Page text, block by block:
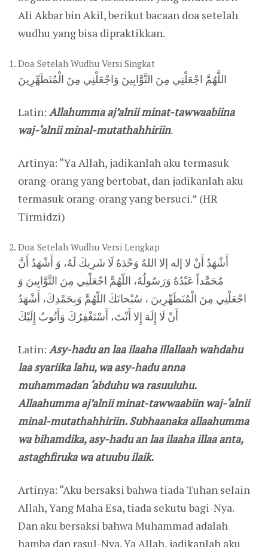
Ali Akbar bin Akil, berikut bacaan doa setelah
wudhu yang bisa dipraktikkan.
Doa Setelah Wudhu Versi Singkat
اللَّهُمَّ اجْعَلْنِي مِنَ التَّوَّابِينَ وَاجْعَلْنِي مِنَ الْمُتَطَهِّرِينَ
Latin: Allahumma aj’alnii minat-tawwaabiina
waj-‘alnii minal-mutathahhiriin.
Artinya: “Ya Allah, jadikanlah aku termasuk
orang-orang yang bertobat, dan jadikanlah aku
termasuk orang-orang yang bersuci.” (HR
Tirmidzi)
Doa Setelah Wudhu Versi Lengkap
أَشْهَدُ أَنْ لا إله إلا اللهُ وَحْدَهُ لَا شَرِيكَ لَهُ، وَ أَشْهَدُ أَنَّ
مُحَمَّداً عَبْدُهُ وَرَسُولُهُ، اللّهُمَّ اجْعَلْنِي مِنَ التَّوَّابِينَ وَ
اجْعَلْنِي مِنَ الْمُتَطَهِّرِينَ ، سُبْحانَكَ اللّهُمَّ وَبِحَمْدِكَ، أَشْهَدُ
أَنْ لَا إِلَهَ إِلا أَنْتَ، أَسْتَغْفِرُكَ وَأَتُوبُ إِلَيْكَ
Latin: Asy-hadu an laa ilaaha illallaah wahdahu
laa syariika lahu, wa asy-hadu anna
muhammadan ‘abduhu wa rasuuluhu.
Allaahumma aj’alnii minat-tawwaabiin waj-‘alnii
minal-mutathahhiriin. Subhaanaka allaahumma
wa bihamdika, asy-hadu an laa ilaaha illaa anta,
astaghfiruka wa atuubu ilaik.
Artinya: “Aku bersaksi bahwa tiada Tuhan selain
Allah, Yang Maha Esa, tiada sekutu bagi-Nya.
Dan aku bersaksi bahwa Muhammad adalah
hamba dan rasul-Nya. Ya Allah, jadikanlah aku